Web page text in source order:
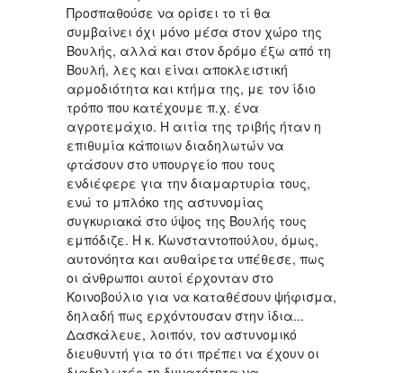
Προσπαθούσε να ορίσει το τί θα
συμβαίνει όχι μόνο μέσα στον χώρο της
Βουλής, αλλά και στον δρόμο έξω από τη
Βουλή, λες και είναι αποκλειστική
αρμοδιότητα και κτήμα της, με τον ίδιο
τρόπο που κατέχουμε π.χ. ένα
αγροτεμάχιο. Η αιτία της τριβής ήταν η
επιθυμία κάποιων διαδηλωτών να
φτάσουν στο υπουργείο που τους
ενδιέφερε για την διαμαρτυρία τους,
ενώ το μπλόκο της αστυνομίας
συγκυριακά στο ύψος της Βουλής τους
εμπόδιζε. Η κ. Κωνσταντοπούλου, όμως,
αυτονόητα και αυθαίρετα υπέθεσε, πως
οι άνθρωποι αυτοί έρχονταν στο
Κοινοβούλιο για να καταθέσουν ψήφισμα,
δηλαδή πως ερχόντουσαν στην ίδια...
Δασκάλευε, λοιπόν, τον αστυνομικό
διευθυντή για το ότι πρέπει να έχουν οι